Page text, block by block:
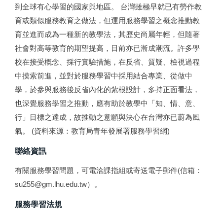
到全球有心學習的國家與地區。 台灣雖極早就已有勞作教
育或類似服務教育之做法，但運用服務學習之概念推動教
育並進而成為一種新的教學法，其歷史尚屬年輕，但隨著
社會對高等教育的期望提高，目前亦已漸成潮流。許多學
校在接受概念、採行實驗措施，在反省、質疑、檢視過程
中摸索前進，並對於服務學習中採用結合專業、從做中
學，於參與服務後反省內化的紮根設計，多持正面看法，
也深覺服務學習之推動，應有助於教學中「知、情、意、
行」目標之達成，故推動之意願與決心在台灣亦已蔚為風
氣。 (資料來源：教育局青年發展署服務學習網)
聯絡資訊
有關服務學習問題，可電洽課指組或寄送電子郵件(信箱：
su255@gm.lhu.edu.tw）。
服務學習法規